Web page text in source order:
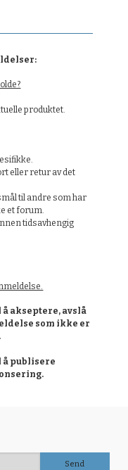
produktet.
eller retur av det
til andre som har
et forum.
tidsavhengig
akseptere, avslå
som ikke er
publisere